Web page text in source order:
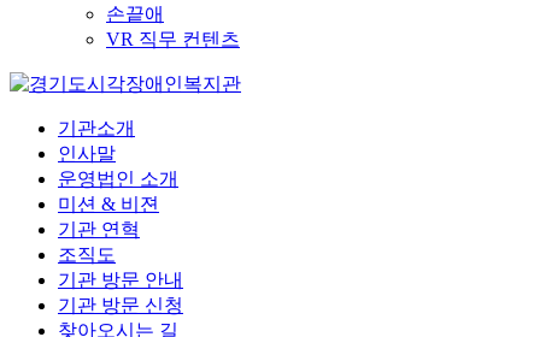
손끝애
VR 직무 컨텐츠
기관소개
인사말
운영법인 소개
미션 & 비젼
기관 연혁
조직도
기관 방문 안내
기관 방문 신청
찾아오시는 길